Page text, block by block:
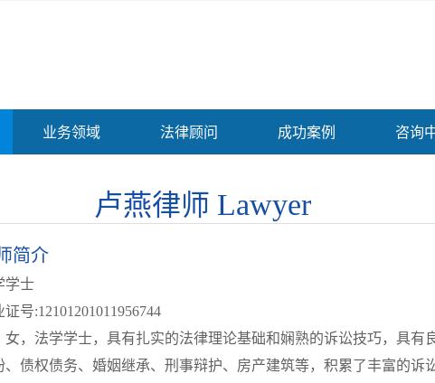
业务领域 法律顾问 成功案例 咨询
卢燕律师 Lawyer
简介
学士
证号:12101201011956744
女，法学学士，具有扎实的法律理论基础和娴熟的诉讼技巧，具有
、债权债务、婚姻继承、刑事辩护、房产建筑等，积累了丰富的诉